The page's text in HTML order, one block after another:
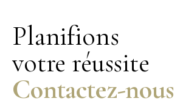
Planifions
votre réussite
Contactez-nous